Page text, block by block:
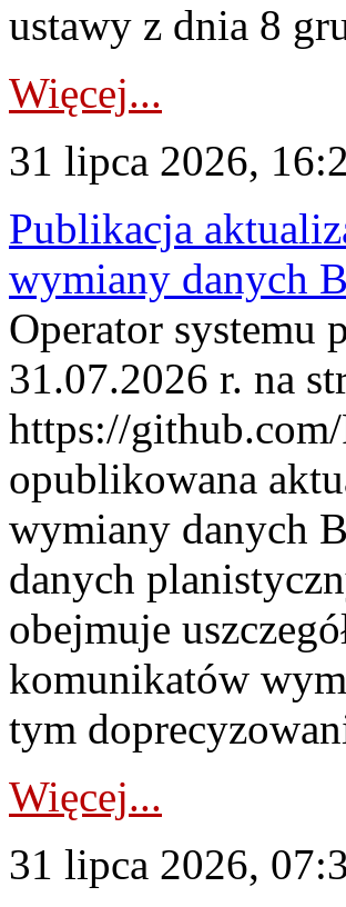
ustawy z dnia 8
Więcej...
31 lipca 2026,
Publikacja
wymiany danych
Operator systemu
31.07.2026 r. na
https://github.com/
opublikowana
wymiany danych
danych
obejmuje
komunikatów
tym
Więcej...
31 lipca 2026,